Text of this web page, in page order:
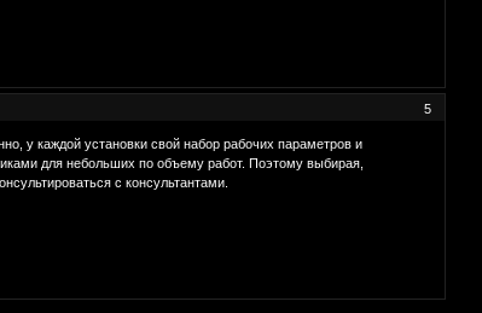
5
у каждой установки свой набор рабочих параметров и
для небольших по объему работ. Поэтому выбирая,
с консультантами.